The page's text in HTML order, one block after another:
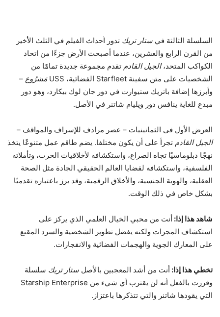
السلسلة الثالثة في ستار تريك تدور أحداث الفيلم في الثلث الأخير
من القرن الرابع والعشرين، عندما أصبحت الأرض جزءًا من اتحاد
الكواكب المتحد،الجيل القادم تقدم مجموعة جديدة تمامًا من
الشخصيات على متن سفينة Starfleet الفضائية، USS
مَشرُوع –
وأبرزها إضافة باتريك ستيوارت في دور جان لوك بيكارد، وهو دور
مبدع للغاية ينافس دور ويليام شاتنر في الأصل.
العرض الأول في الثمانينيات – عصر مرادف للإسراف والمواقف –
الجيل القادم تجرأ على أن يكون مختلفا. يضم طاقم عمل متنوعًا يتخذ
نهجًا دبلوماسيًا تجاه الصراع، واستكشافه لأخلاقيات الحرب، وتأملاته
الفلسفية، واستكشافه لقضايا العالم الحقيقي الجادة مثل الصحة
العقلية، والهوية الجنسية، والأخلاق الرقمية، وقد برز باعتباره تقدميًا
بشكل خاص في ذلك الوقت.
شاهد هذا إذا: أنت من محبي الخيال العلمي الذي يركز على
استكشاف المجرات ولكنه يفضل تطوير الشخصية والسرد المقنع
على المعارك الجوية والهجمات الفضائية والانفجارات.
تخطي هذا إذا: أنت من أشد المعجبين بالأصل ستار تريك سلسلة
وقررت بالفعل أنه لن يقترب أي شيء من Starship Enterprise
التي يقودها شاتنر والتي تتذكرها باعتزاز.